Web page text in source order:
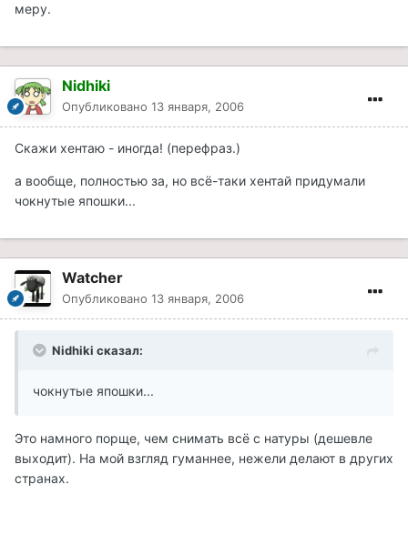
меру.
Nidhiki
Опубликовано 13 января, 2006
Скажи хентаю - иногда! (перефраз.)
а вообще, полностью за, но всё-таки хентай придумали
чокнутые япошки...
Watcher
Опубликовано 13 января, 2006
Nidhiki сказал:
чокнутые япошки...
Это намного порще, чем снимать всё с натуры (дешевле
выходит). На мой взгляд гуманнее, нежели делают в других
странах.